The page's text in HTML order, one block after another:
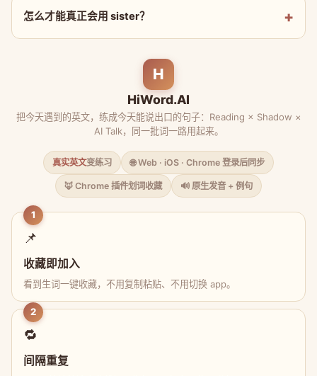
怎么才能真正会用 sister？
H
HiWord.AI
把今天遇到的英文，练成今天能说出口的句子：Reading × Shadow ×
AI Talk，同一批词一路用起来。
真实英文变练习 🌐 Web · iOS · Chrome 登录后同步
🦊 Chrome 插件划词收藏 🔊 原生发音 + 例句
1
📌
收藏即加入
看到生词一键收藏，不用复制粘贴、不用切换 app。
2
🔁
间隔重复